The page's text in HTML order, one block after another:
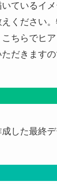
ているイ
ください
ちらでヒ
だきますの
した最終